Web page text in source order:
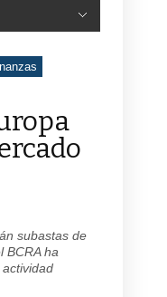
subastas de
BCRA ha